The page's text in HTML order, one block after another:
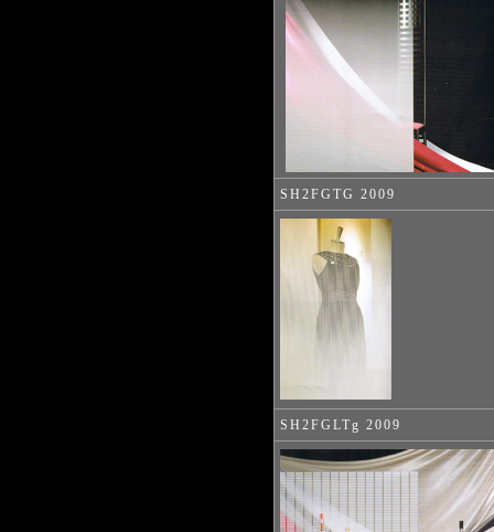
SH2FGTG 2009
SH2FGLTg 2009